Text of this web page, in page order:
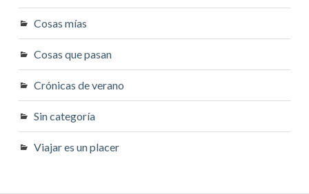
Cosas mías
Cosas que pasan
Crónicas de verano
Sin categoría
Viajar es un placer